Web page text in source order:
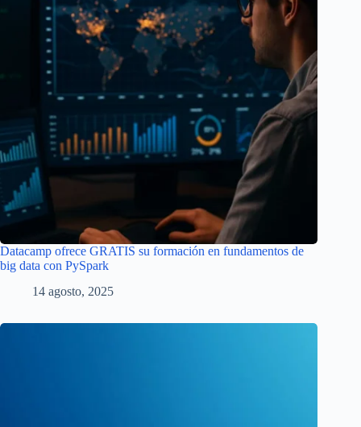
Datacamp ofrece GRATIS su formación en fundamentos de
big data con PySpark
14 agosto, 2025